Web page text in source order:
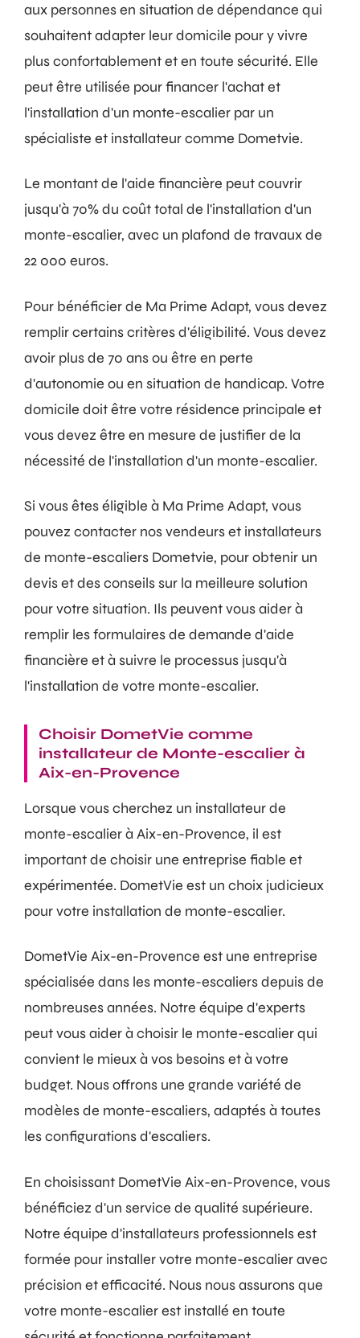
aux personnes en situation de dépendance qui
souhaitent adapter leur domicile pour y vivre
plus confortablement et en toute sécurité. Elle
peut être utilisée pour financer l'achat et
l'installation d'un monte-escalier par un
spécialiste et installateur comme Dometvie.
Le montant de l'aide financière peut couvrir
jusqu'à 70% du coût total de l'installation d'un
monte-escalier, avec un plafond de travaux de
22 000 euros.
Pour bénéficier de Ma Prime Adapt, vous devez
remplir certains critères d'éligibilité. Vous devez
avoir plus de 70 ans ou être en perte
d'autonomie ou en situation de handicap. Votre
domicile doit être votre résidence principale et
vous devez être en mesure de justifier de la
nécessité de l'installation d'un monte-escalier.
Si vous êtes éligible à Ma Prime Adapt, vous
pouvez contacter nos vendeurs et installateurs
de monte-escaliers Dometvie, pour obtenir un
devis et des conseils sur la meilleure solution
pour votre situation. Ils peuvent vous aider à
remplir les formulaires de demande d'aide
financière et à suivre le processus jusqu'à
l'installation de votre monte-escalier.
Choisir DometVie comme
installateur de Monte-escalier à
Aix-en-Provence
Lorsque vous cherchez un installateur de
monte-escalier à Aix-en-Provence, il est
important de choisir une entreprise fiable et
expérimentée. DometVie est un choix judicieux
pour votre installation de monte-escalier.
DometVie Aix-en-Provence est une entreprise
spécialisée dans les monte-escaliers depuis de
nombreuses années. Notre équipe d'experts
peut vous aider à choisir le monte-escalier qui
convient le mieux à vos besoins et à votre
budget. Nous offrons une grande variété de
modèles de monte-escaliers, adaptés à toutes
les configurations d'escaliers.
En choisissant DometVie Aix-en-Provence, vous
bénéficiez d'un service de qualité supérieure.
Notre équipe d'installateurs professionnels est
formée pour installer votre monte-escalier avec
précision et efficacité. Nous nous assurons que
votre monte-escalier est installé en toute